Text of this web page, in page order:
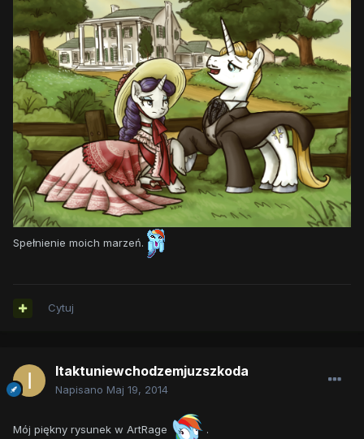
Spełnienie moich marzeń.
Cytuj
Itaktuniewchodzemjuzszkoda
Napisano Maj 19, 2014
Mój piękny rysunek w ArtRage .